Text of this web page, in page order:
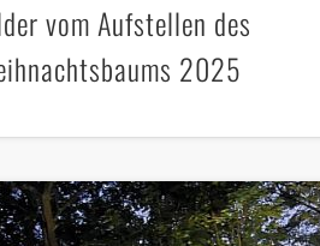
vom Aufstellen des
2025